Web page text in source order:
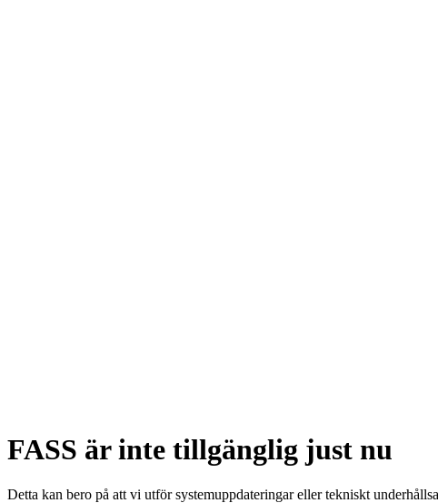
FASS är inte tillgänglig just nu
Detta kan bero på att vi utför systemuppdateringar eller tekniskt